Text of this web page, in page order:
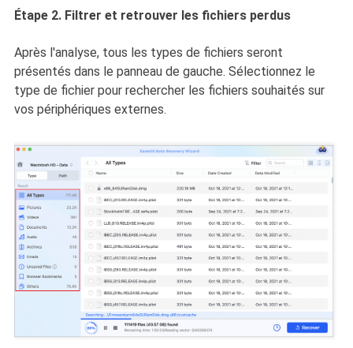
Étape 2. Filtrer et retrouver les fichiers perdus
Après l'analyse, tous les types de fichiers seront
présentés dans le panneau de gauche. Sélectionnez le
type de fichier pour rechercher les fichiers souhaités sur
vos périphériques externes.